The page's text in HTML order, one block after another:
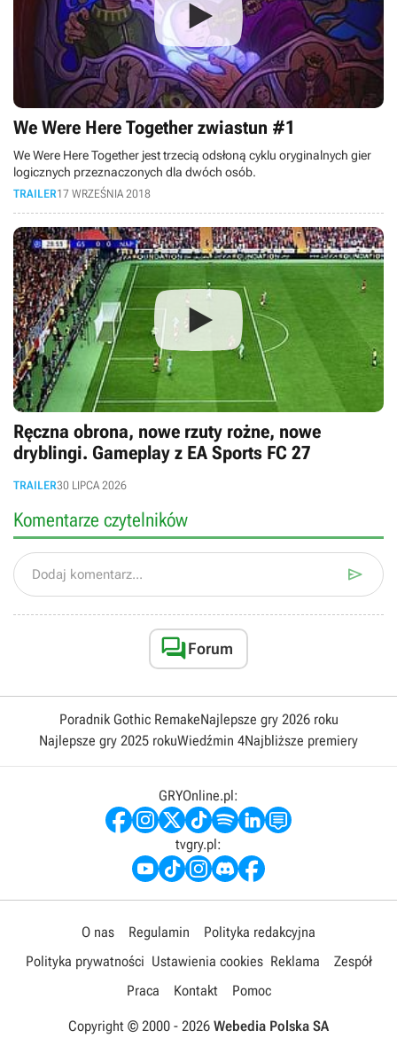
We Were Here Together zwiastun #1
We Were Here Together jest trzecią odsłoną cyklu oryginalnych gier
logicznych przeznaczonych dla dwóch osób.
TRAILER17 WRZEŚNIA 2018
Ręczna obrona, nowe rzuty rożne, nowe
dryblingi. Gameplay z EA Sports FC 27
TRAILER30 LIPCA 2026
Komentarze czytelników
Dodaj komentarz... 
Forum
Poradnik Gothic RemakeNajlepsze gry 2026 roku
Najlepsze gry 2025 rokuWiedźmin 4Najbliższe premiery
GRYOnline.pl:
tvgry.pl:
O nas Regulamin
Polityka redakcyjna
Polityka prywatności Ustawienia cookies Reklama
Zespół
Praca
Kontakt Pomoc
Copyright © 2000 - 2026 Webedia Polska SA